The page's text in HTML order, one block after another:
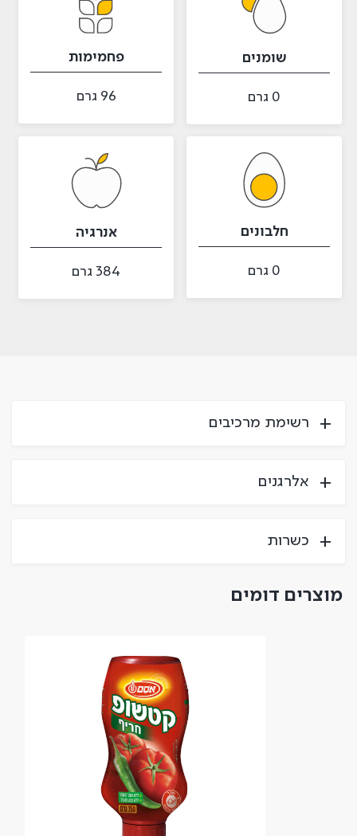
שומנים
0 גרם
פחמימות
96 גרם
חלבונים
0 גרם
אנרגיה
384 גרם
רשימת מרכיבים
אלרגנים
כשרות
מוצרים דומים